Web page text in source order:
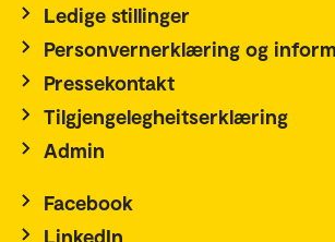
Ledige stillinger
Personvernerklæring og
Pressekontakt
Tilgjengelegheitserklæring
Admin
Facebook
LinkedIn